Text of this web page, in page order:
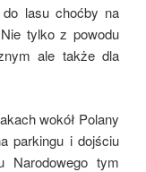
lasu choćby na
tylko z powodu
ale także dla
wokół Polany
parkingu i dojściu
Narodowego tym